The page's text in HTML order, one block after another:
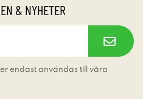
& NYHETER
endast användas till våra